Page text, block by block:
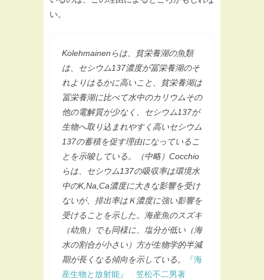
い。
Kolehmainenらは、貧栄養湖の魚類
は、セシウム137濃度が冨栄養湖のそ
れよりはるかに高いこと、貧栄養湖は
冨栄養湖に比べて水中のカリウムその
他の電解質が少なく、セシウム137が
生物へ取り込まれやすく高いセシウム
137の蓄積を促す理由になっているこ
とを示唆している。（中略）Cocchio
らは、セシウム137の吸収率は環境水
中のK,Na,Ca濃度に大きな影響を受け
ないが、排出率はＫ濃度に強い影響を
受けることを示した。海産魚のスズキ
（幼魚）でも同様に、塩分が低い（海
水の割合が小さい）方が生物学的半減
期が長くなる傾向を示している。
『海
産生物と放射能』 笠松不二男著